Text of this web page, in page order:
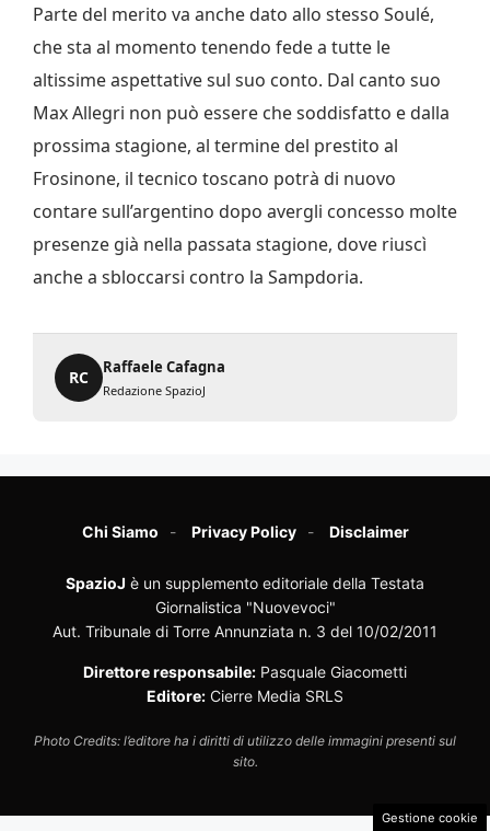
Parte del merito va anche dato allo stesso Soulé,
che sta al momento tenendo fede a tutte le
altissime aspettative sul suo conto. Dal canto suo
Max Allegri non può essere che soddisfatto e dalla
prossima stagione, al termine del prestito al
Frosinone, il tecnico toscano potrà di nuovo
contare sull’argentino dopo avergli concesso molte
presenze già nella passata stagione, dove riuscì
anche a sbloccarsi contro la Sampdoria.
RC
Raffaele Cafagna
Redazione SpazioJ
Chi Siamo Privacy Policy Disclaimer
SpazioJ è un supplemento editoriale della Testata
Giornalistica "Nuovevoci"
Aut. Tribunale di Torre Annunziata n. 3 del 10/02/2011
Direttore responsabile: Pasquale Giacometti
Editore: Cierre Media SRLS
Photo Credits: l’editore ha i diritti di utilizzo delle immagini presenti sul
sito.
Gestione cookie